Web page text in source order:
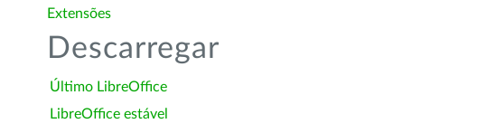
Extensões
Descarregar
Último LibreOffice
LibreOffice estável